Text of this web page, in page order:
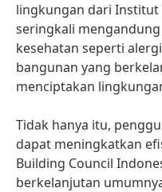
lingkungan dari Institut
seringkali
kesehatan seperti
bangunan yang
menciptakan
Tidak hanya itu,
dapat meningkatkan
Building Council
berkelanjutan